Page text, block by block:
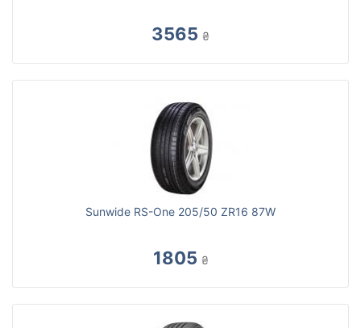
3565 ₴
Sunwide RS-One 205/50 ZR16 87W
1805 ₴